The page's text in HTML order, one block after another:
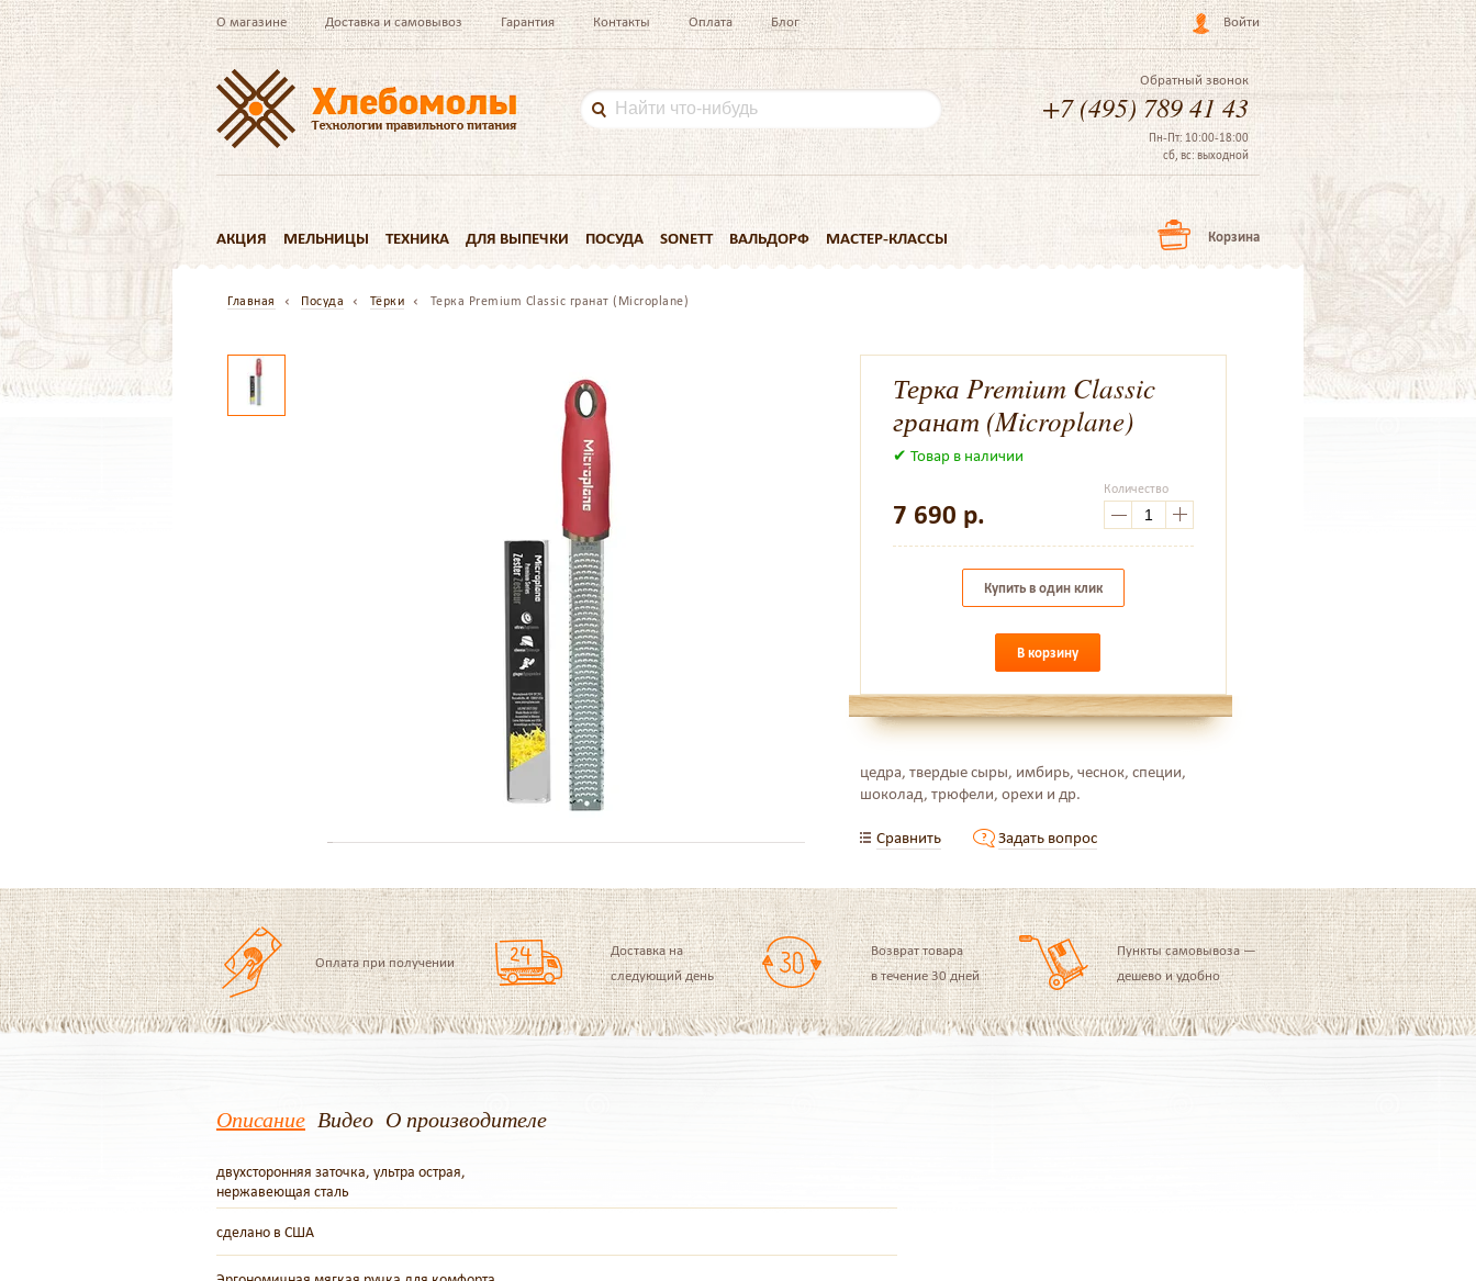
О магазине Доставка и самовывоз Гарантия Контакты Оплата Блог Войти
Обратный звонок
+7 (495) 789 41 43
Пн-Пт: 10:00-18:00
сб, вс: выходной
АКЦИЯ МЕЛЬНИЦЫ ТЕХНИКА ДЛЯ ВЫПЕЧКИ ПОСУДА SONETT ВАЛЬДОРФ МАСТЕР-КЛАССЫ Корзина
Главная Посуда Тёрки Терка Premium Classic гранат (Microplane)
Терка Premium Classic
гранат (Microplane)
✔ Товар в наличии
7 690 р.
Количество
Купить в один клик
В корзину
цедра, твердые сыры, имбирь, чеснок, специи,
шоколад, трюфели, орехи и др.
Сравнить Задать вопрос
Оплата при получении
Доставка на
следующий день
Возврат товара
в течение 30 дней
Пункты самовывоза —
дешево и удобно
Описание Видео О производителе
двухсторонняя заточка, ультра острая,
нержавеющая сталь
сделано в США